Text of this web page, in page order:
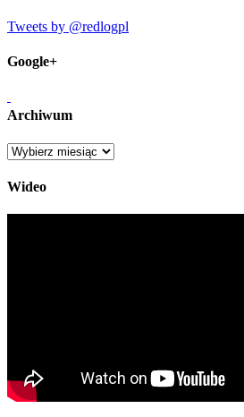
Tweets by @redlogpl
Google+
Archiwum
Archiwum
Wideo